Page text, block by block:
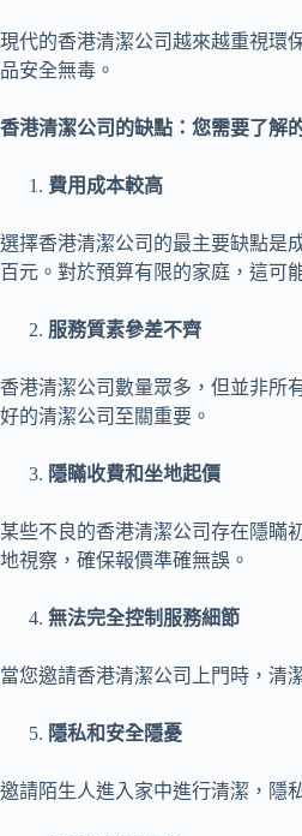
現代的香港清潔公司越來越重視環
品安全無毒。
香港清潔公司的缺點：您需要了解
費用成本較高
選擇香港清潔公司的最主要缺點是
百元。對於預算有限的家庭，這可
服務質素參差不齊
香港清潔公司數量眾多，但並非所
好的清潔公司至關重要。
隱瞞收費和坐地起價
某些不良的香港清潔公司存在隱瞞
地視察，確保報價準確無誤。
無法完全控制服務細節
當您邀請香港清潔公司上門時，清
隱私和安全隱憂
邀請陌生人進入家中進行清潔，隱